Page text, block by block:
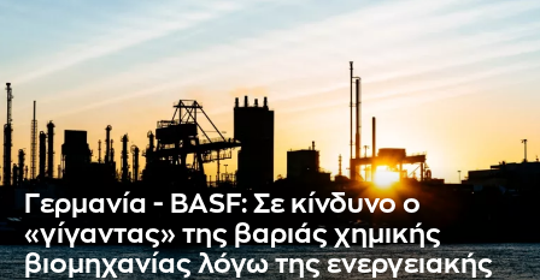
Γερμανία - BASF: Σε κίνδυνο ο
«γίγαντας» της βαριάς χημικής
βιομηχανίας λόγω της ενεργειακής